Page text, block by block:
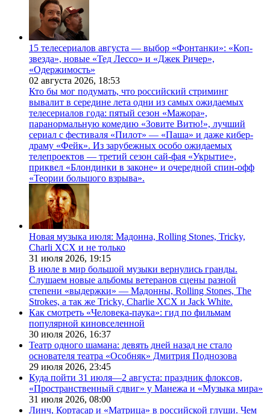
15 телесериалов августа — выбор «Фонтанки»: «Коп-
звезда», новые «Тед Лессо» и «Джек Ричер»,
«Одержимость»
02 августа 2026, 18:53
Кто бы мог подумать, что российский стриминг
вывалит в середине лета одни из самых ожидаемых
телесериалов года: пятый сезон «Мажора»,
паранормальную комедию «Зовите Витю!», лучший
сериал с фестиваля «Пилот» — «Паша» и даже кибер-
драму «Фейк». Из зарубежных особо ожидаемых
телепроектов — третий сезон сай-фая «Укрытие»,
приквел «Блондинки в законе» и очередной спин-офф
«Теории большого взрыва».
Новая музыка июля: Мадонна, Rolling Stones, Tricky,
Charli XCX и не только
31 июля 2026, 19:15
В июле в мир большой музыки вернулись гранды.
Слушаем новые альбомы ветеранов сцены разной
степени «выдержки» — Мадонны, Rolling Stones, The
Strokes, а так же Tricky, Charlie XCX и Jack White.
Как смотреть «Человека-паука»: гид по фильмам
популярной киновселенной
30 июля 2026, 16:37
Театр одного шамана: девять дней назад не стало
основателя театра «Особняк» Дмитрия Поднозова
29 июля 2026, 23:45
Куда пойти 31 июля—2 августа: праздник флоксов,
«Пространственный сдвиг» у Манежа и «Музыка мира»
31 июля 2026, 08:00
Линч, Кортасар и «Матрица» в российской глуши. Чем